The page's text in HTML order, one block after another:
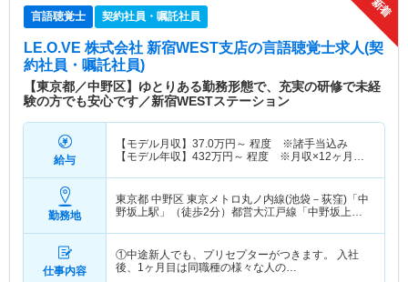
言語聴覚士 契約社員・嘱託社員
LE.O.VE 株式会社 新宿WEST支店の言語聴覚士求人(契
約社員・嘱託社員)
【東京都／中野区】ゆとりある勤務形態で、充実の研修で未経
験の方でも安心です／新宿WESTステーション
給与
【モデル月収】 37.0万円～ 程度 ※諸手当込み
【モデル年収】 432万円～ 程度 ※月収×12ヶ月＋
勤務地
東京都 中野区 東京メトロ丸ノ内線(池袋－荻窪)「中
野坂上駅」（徒歩2分）都営大江戸線「中野坂上
仕事内容
①中途新人でも、プリセプターがつきます。 入社
後、1ヶ月目は同職種の様々な人の…